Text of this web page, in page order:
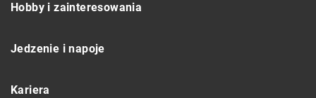
Hobby i zainteresowania
Jedzenie i napoje
Kariera